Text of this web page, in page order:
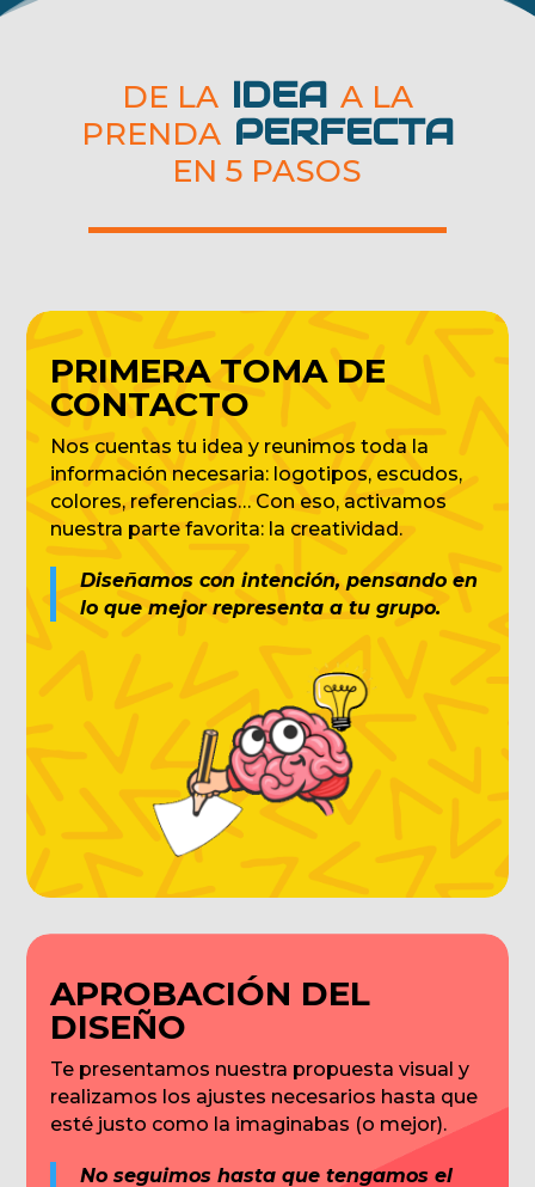
DE LA IDEA A LA
PRENDA PERFECTA
EN 5 PASOS
PRIMERA TOMA DE
CONTACTO
Nos cuentas tu idea y reunimos toda la
información necesaria: logotipos, escudos,
colores, referencias… Con eso, activamos
nuestra parte favorita: la creatividad.
Diseñamos con intención, pensando en
lo que mejor representa a tu grupo.
APROBACIÓN DEL
DISEÑO
Te presentamos nuestra propuesta visual y
realizamos los ajustes necesarios hasta que
esté justo como la imaginabas (o mejor).
No seguimos hasta que tengamos el